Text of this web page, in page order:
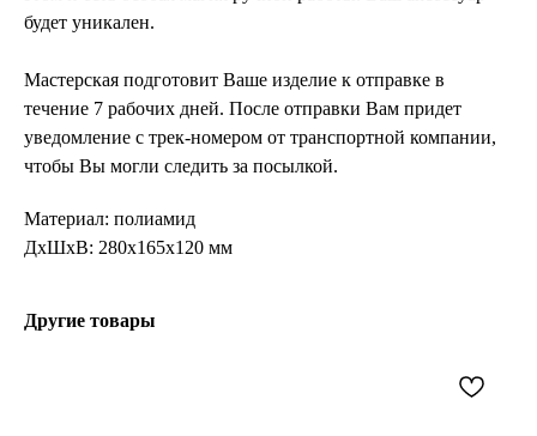
будет уникален.
Мастерская подготовит Ваше изделие к отправке в
течение 7 рабочих дней. После отправки Вам придет
уведомление с трек-номером от транспортной компании,
чтобы Вы могли следить за посылкой.
Материал: полиамид
ДxШxВ: 280x165x120 мм
Другие товары